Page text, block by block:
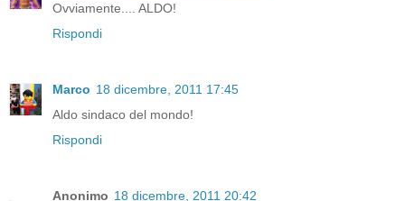
Ovviamente.... ALDO!
Rispondi
Marco 18 dicembre, 2011 17:45
Aldo sindaco del mondo!
Rispondi
Anonimo 18 dicembre, 2011 20:42